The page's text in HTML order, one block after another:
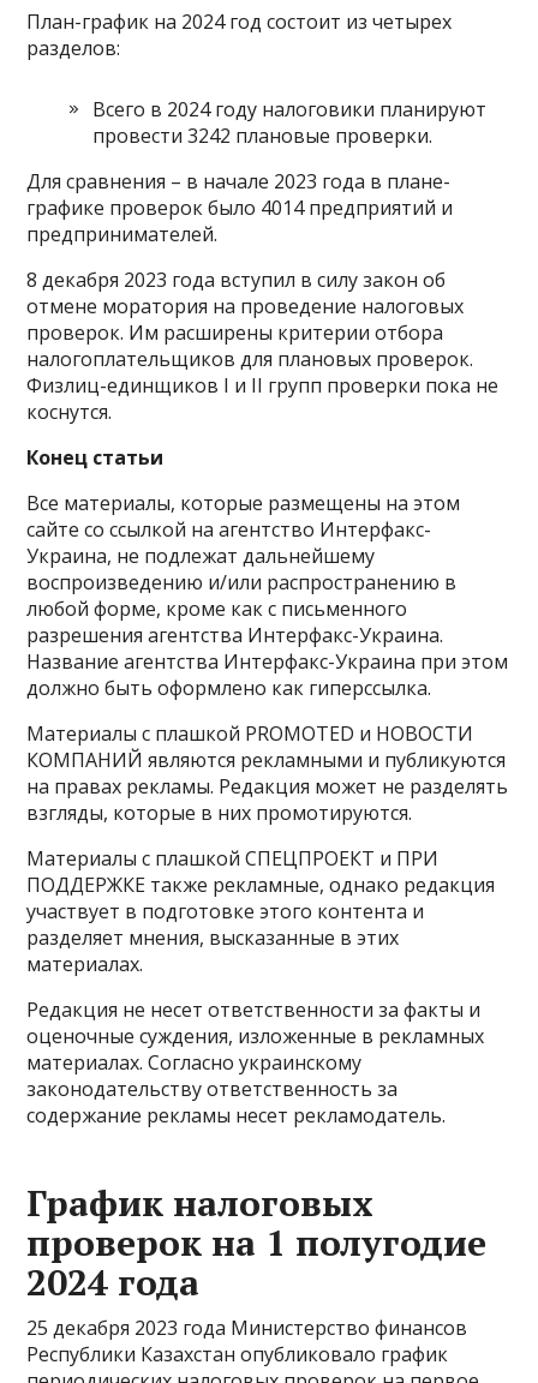
План-график на 2024 год состоит из четырех
разделов:
Всего в 2024 году налоговики планируют
провести 3242 плановые проверки.
Для сравнения – в начале 2023 года в плане-
графике проверок было 4014 предприятий и
предпринимателей.
8 декабря 2023 года вступил в силу закон об
отмене моратория на проведение налоговых
проверок. Им расширены критерии отбора
налогоплательщиков для плановых проверок.
Физлиц-единщиков I и II групп проверки пока не
коснутся.
Конец статьи
Все материалы, которые размещены на этом
сайте со ссылкой на агентство Интерфакс-
Украина, не подлежат дальнейшему
воспроизведению и/или распространению в
любой форме, кроме как с письменного
разрешения агентства Интерфакс-Украина.
Название агентства Интерфакс-Украина при этом
должно быть оформлено как гиперссылка.
Материалы с плашкой PROMOTED и НОВОСТИ
КОМПАНИЙ являются рекламными и публикуются
на правах рекламы. Редакция может не разделять
взгляды, которые в них промотируются.
Материалы с плашкой СПЕЦПРОЕКТ и ПРИ
ПОДДЕРЖКЕ также рекламные, однако редакция
участвует в подготовке этого контента и
разделяет мнения, высказанные в этих
материалах.
Редакция не несет ответственности за факты и
оценочные суждения, изложенные в рекламных
материалах. Согласно украинскому
законодательству ответственность за
содержание рекламы несет рекламодатель.
График налоговых
проверок на 1 полугодие
2024 года
25 декабря 2023 года Министерство финансов
Республики Казахстан опубликовало график